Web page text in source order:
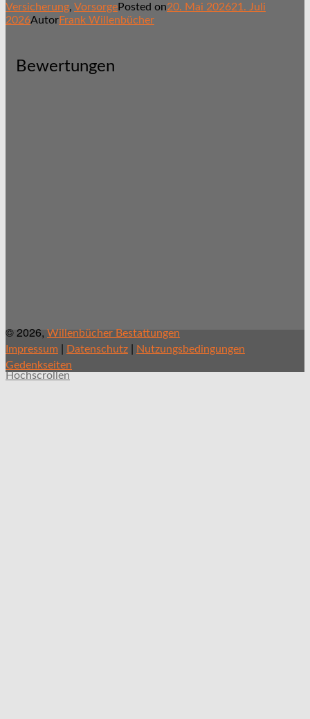
Versicherung, VorsorgePosted on20. Mai 202621. Juli
2026AutorFrank Willenbücher
Bewertungen
© 2026, Willenbücher Bestattungen
Impressum | Datenschutz | Nutzungsbedingungen
Gedenkseiten
Hochscrollen